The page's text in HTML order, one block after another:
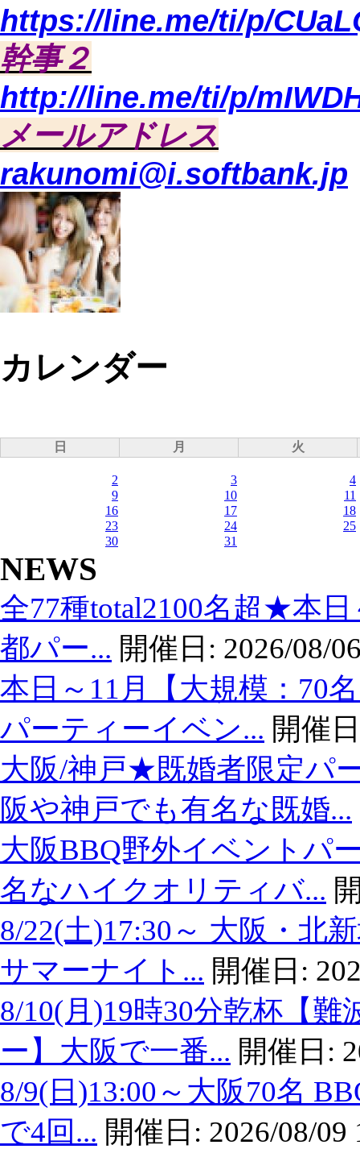
https://line.me/ti/p/
幹事２
http://line.me/ti/p/
メールアドレス
rakunomi@i.softbank.jp
カレンダー
日 月 火
2 3
4
9
10
11
16
17
18
23
24
25
30
31
NEWS
全77種total2100名超★本
都パー... 開催日: 2026/08/
本日～11月【大規模：70
パーティーイベン... 開催
大阪/神戸★既婚者限定パ
阪や神戸でも有名な既婚...
大阪BBQ野外イベントパ
名なハイクオリティバ...
8/22(土)17:30～ 大阪・
サマーナイト... 開催日:
8/10(月)19時30分乾杯【
ー】大阪で一番... 開催日:
8/9(日)13:00～大阪70名
で4回... 開催日: 2026/08/09